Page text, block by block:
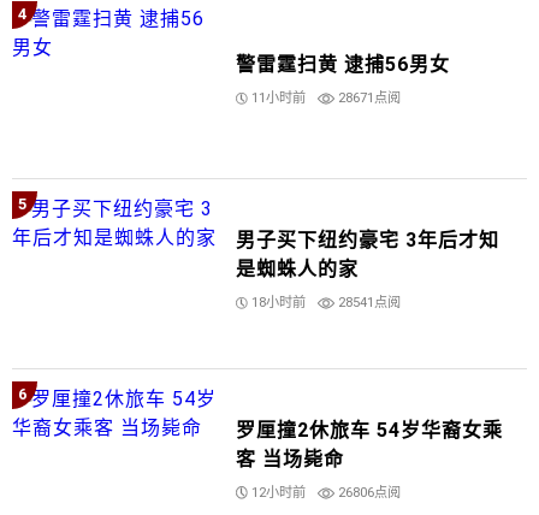
4
警雷霆扫黄 逮捕56男女
11小时前 28671点阅
5
男子买下纽约豪宅 3年后才知
是蜘蛛人的家
18小时前 28541点阅
6
罗厘撞2休旅车 54岁华裔女乘
客 当场毙命
12小时前 26806点阅